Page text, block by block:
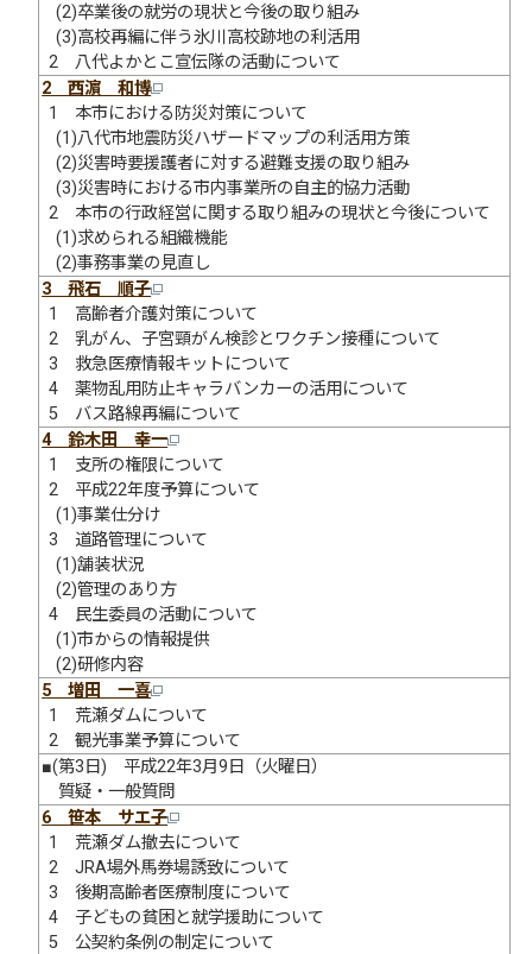
(2)卒業後の就労の現状と今後の取り組み
(3)高校再編に伴う氷川高校跡地の利活用
2 八代よかとこ宣伝隊の活動について
2 西濵 和博
1 本市における防災対策について
(1)八代市地震防災ハザードマップの利活用方策
(2)災害時要援護者に対する避難支援の取り組み
(3)災害時における市内事業所の自主的協力活動
2 本市の行政経営に関する取り組みの現状と今後について
(1)求められる組織機能
(2)事務事業の見直し
3 飛石 順子
1 高齢者介護対策について
2 乳がん、子宮頸がん検診とワクチン接種について
3 救急医療情報キットについて
4 薬物乱用防止キャラバンカーの活用について
5 バス路線再編について
4 鈴木田 幸一
1 支所の権限について
2 平成22年度予算について
(1)事業仕分け
3 道路管理について
(1)舗装状況
(2)管理のあり方
4 民生委員の活動について
(1)市からの情報提供
(2)研修内容
5 増田 一喜
1 荒瀬ダムについて
2 観光事業予算について
■(第3日) 平成22年3月9日（火曜日）
質疑・一般質問
6 笹本 サエ子
1 荒瀬ダム撤去について
2 JRA場外馬券場誘致について
3 後期高齢者医療制度について
4 子どもの貧困と就学援助について
5 公契約条例の制定について